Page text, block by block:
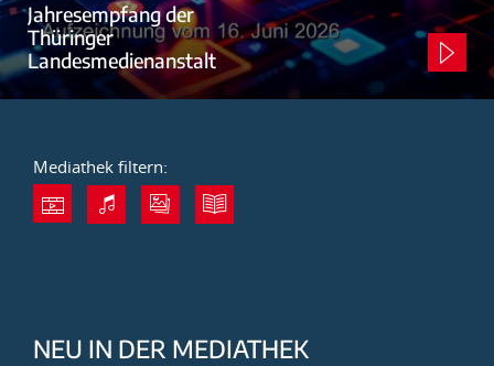
Jahresempfang der
Thüringer
Landesmedienanstalt
Mediathek filtern:
NEU IN DER MEDIATHEK